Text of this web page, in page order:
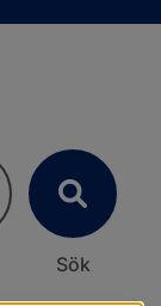
Sök